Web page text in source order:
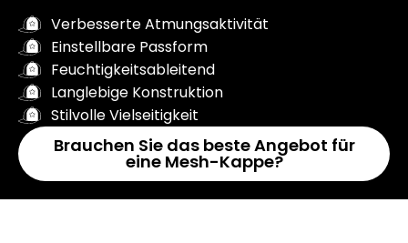
Verbesserte Atmungsaktivität
Einstellbare Passform
Feuchtigkeitsableitend
Langlebige Konstruktion
Stilvolle Vielseitigkeit
Brauchen Sie das beste Angebot für
eine Mesh-Kappe?